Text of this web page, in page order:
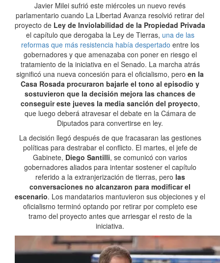
Javier Milei sufrió este miércoles un nuevo revés
parlamentario cuando La Libertad Avanza resolvió retirar del
proyecto de Ley de Inviolabilidad de la Propiedad Privada
el capítulo que derogaba la Ley de Tierras, una de las
reformas que más resistencia había despertado entre los
gobernadores y que amenazaba con poner en riesgo el
tratamiento de la iniciativa en el Senado. La marcha atrás
significó una nueva concesión para el oficialismo, pero en la
Casa Rosada procuraron bajarle el tono al episodio y
sostuvieron que la decisión mejora las chances de
conseguir este jueves la media sanción del proyecto,
que luego deberá atravesar el debate en la Cámara de
Diputados para convertirse en ley.
La decisión llegó después de que fracasaran las gestiones
políticas para destrabar el conflicto. El martes, el jefe de
Gabinete, Diego Santilli, se comunicó con varios
gobernadores aliados para intentar sostener el capítulo
referido a la extranjerización de tierras, pero las
conversaciones no alcanzaron para modificar el
escenario. Los mandatarios mantuvieron sus objeciones y el
oficialismo terminó optando por retirar por completo ese
tramo del proyecto antes que arriesgar el resto de la
iniciativa.